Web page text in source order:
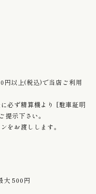
円以上(税込)で当店ご利用
必ず精算機より [駐車証明
示下さい。
をお渡しします。
大 500円